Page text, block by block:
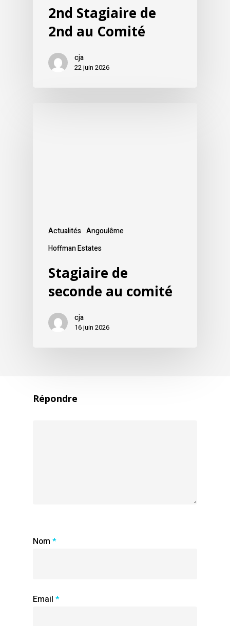
2nd Stagiaire de
2nd au Comité
cja
22 juin 2026
Actualités Angoulême
Hoffman Estates
Stagiaire de
seconde au comité
cja
16 juin 2026
Répondre
Nom *
Email *